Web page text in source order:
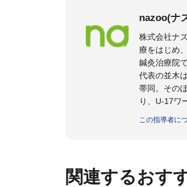
nazoo(ナ
株式会社ナ
療をはじめ
鍼灸治療院
代表の並木
帯同。その
り、U-17ワ
「一人一人
この指導者に
関連するおす